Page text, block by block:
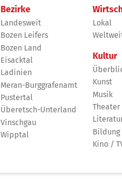
Bezirke
Landesweit
Bozen Leifers
Bozen Land
Eisacktal
Ladinien
Meran-Burggrafenamt
Pustertal
Überetsch-Unterland
Vinschgau
Wipptal
Lokal
Kultur
Kunst
Musik
Theater
Bildung
Kino /